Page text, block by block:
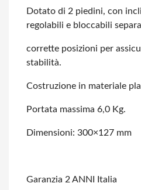
Dotato di 2 piedini, con
regolabili e bloccabili
corrette posizioni per
stabilità.
Costruzione in materiale
Portata massima 6,0 Kg.
Dimensioni: 300×127 mm
Garanzia 2 ANNI Italia